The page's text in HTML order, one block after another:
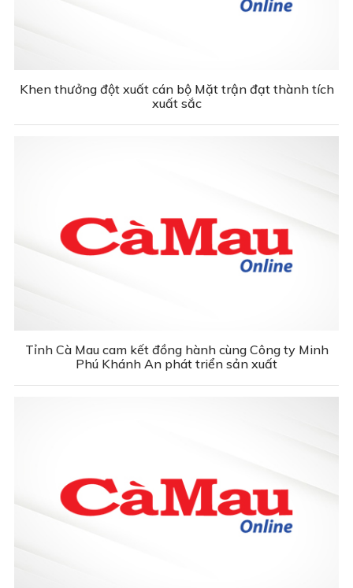
Khen thưởng đột xuất cán bộ Mặt trận đạt thành tích
xuất sắc
Tỉnh Cà Mau cam kết đồng hành cùng Công ty Minh
Phú Khánh An phát triển sản xuất